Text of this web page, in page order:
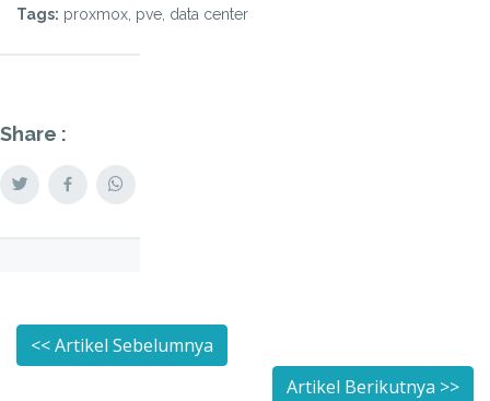
Tags: proxmox, pve, data center
Share :
<< Artikel Sebelumnya
Artikel Berikutnya >>